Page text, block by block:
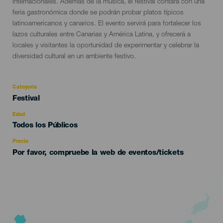
internacionales. Además de la música, el festival contará con una
feria gastronómica donde se podrán probar platos típicos
latinoamericanos y canarios. El evento servirá para fortalecer los
lazos culturales entre Canarias y América Latina, y ofrecerá a
locales y visitantes la oportunidad de experimentar y celebrar la
diversidad cultural en un ambiente festivo.
Categoría
Categoría
evento
Festival
Edad
Edad
Todos los Públicos
Precio
Por favor, compruebe la web de eventos/tickets